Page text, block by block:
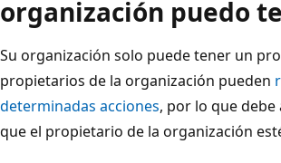
organización puedo
Su organización solo puede tener un
propietarios de la organización pueden
determinadas acciones, por lo que
que el propietario de la organización